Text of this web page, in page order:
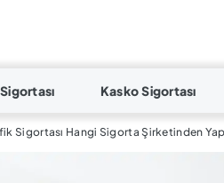
Kasko Sigortası
Sigortası Hangi Sigorta Şirketinden